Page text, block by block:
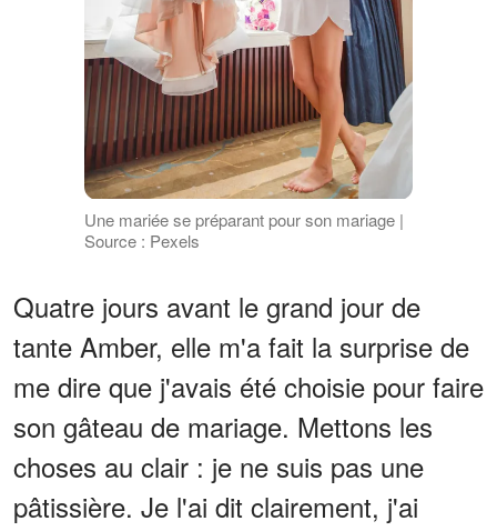
Une mariée se préparant pour son mariage |
Source : Pexels
Quatre jours avant le grand jour de
tante Amber, elle m'a fait la surprise de
me dire que j'avais été choisie pour faire
son gâteau de mariage. Mettons les
choses au clair : je ne suis pas une
pâtissière. Je l'ai dit clairement, j'ai